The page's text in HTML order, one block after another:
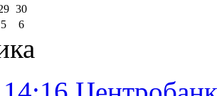
30
5 6